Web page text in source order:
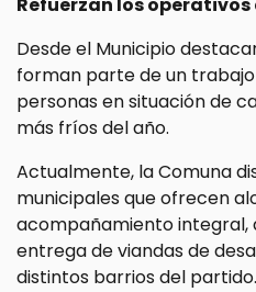
Refuerzan los
Desde el Municipio
forman parte de un
personas en situación de
más fríos del año.
Actualmente, la Comuna
municipales que ofrecen
acompañamiento integral,
entrega de viandas de
distintos barrios del partido.